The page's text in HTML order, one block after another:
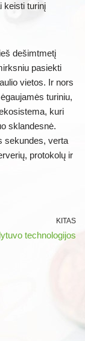
keisti turinį
dešimtmetį
pasiekti
vietos. Ir nors
turiniu,
kuri
sklandesnė.
sekundes, verta
protokolų ir
KITAS
technologijos